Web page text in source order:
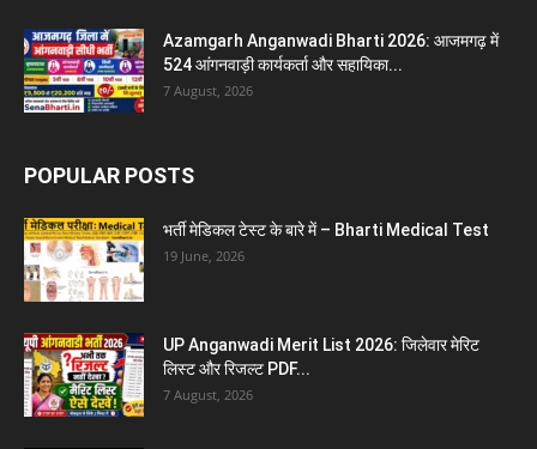
Azamgarh Anganwadi Bharti 2026: आजमगढ़ में
524 आंगनवाड़ी कार्यकर्ता और सहायिका...
7 August, 2026
POPULAR POSTS
भर्ती मेडिकल टेस्ट के बारे में – Bharti Medical Test
19 June, 2026
UP Anganwadi Merit List 2026: जिलेवार मेरिट
लिस्ट और रिजल्ट PDF...
7 August, 2026